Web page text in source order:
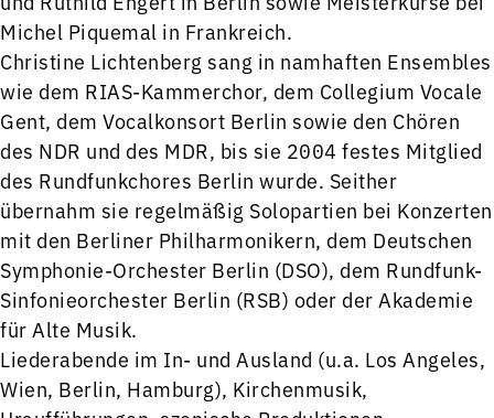
Michel Piquemal in Frankreich.
Christine Lichtenberg sang in namhaften Ensembles
wie dem RIAS-Kammer­chor, dem Collegium Vocale
Gent, dem Vocalkonsort Berlin sowie den Chören
des NDR und des MDR, bis sie 2004 festes Mitglied
des Rundfunkchores Berlin wurde. Seither
übernahm sie regelmäßig Solopartien bei Konzerten
mit den Berliner Philharmonikern, dem Deutschen
Symphonie-Orchester Berlin (DSO), dem Rundfunk-
Sinfonieorchester Berlin (RSB) oder der Akademie
für Alte Musik.
Liederabende im In- und Ausland (u.a. Los Angeles,
Wien, Berlin, Hamburg), Kirchenmusik,